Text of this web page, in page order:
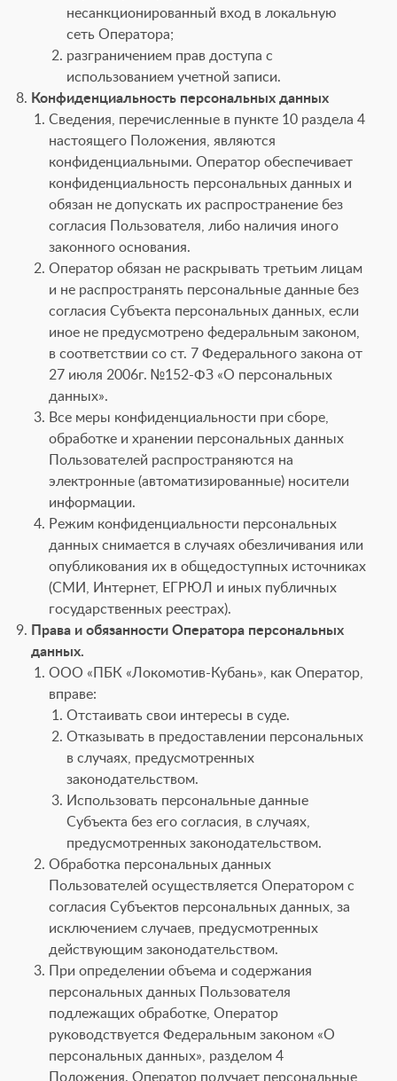
несанкционированный вход в локальную
сеть Оператора;
разграничением прав доступа с
использованием учетной записи.
Конфиденциальность персональных данных
Сведения, перечисленные в пункте 10 раздела 4
настоящего Положения, являются
конфиденциальными. Оператор обеспечивает
конфиденциальность персональных данных и
обязан не допускать их распространение без
согласия Пользователя, либо наличия иного
законного основания.
Оператор обязан не раскрывать третьим лицам
и не распространять персональные данные без
согласия Субъекта персональных данных, если
иное не предусмотрено федеральным законом,
в соответствии со ст. 7 Федерального закона от
27 июля 2006г. №152-ФЗ «О персональных
данных».
Все меры конфиденциальности при сборе,
обработке и хранении персональных данных
Пользователей распространяются на
электронные (автоматизированные) носители
информации.
Режим конфиденциальности персональных
данных снимается в случаях обезличивания или
опубликования их в общедоступных источниках
(СМИ, Интернет, ЕГРЮЛ и иных публичных
государственных реестрах).
Права и обязанности Оператора персональных
данных.
ООО «ПБК «Локомотив-Кубань», как Оператор,
вправе:
Отстаивать свои интересы в суде.
Отказывать в предоставлении персональных
в случаях, предусмотренных
законодательством.
Использовать персональные данные
Субъекта без его согласия, в случаях,
предусмотренных законодательством.
Обработка персональных данных
Пользователей осуществляется Оператором с
согласия Субъектов персональных данных, за
исключением случаев, предусмотренных
действующим законодательством.
При определении объема и содержания
персональных данных Пользователя
подлежащих обработке, Оператор
руководствуется Федеральным законом «О
персональных данных», разделом 4
Положения. Оператор получает персональные